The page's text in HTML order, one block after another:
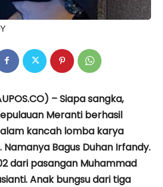
– Siapa sangka,
Meranti berhasil
kancah lomba karya
Bagus Duhan Irfandy.
dari pasangan Muhammad
Anak bungsu dari tiga